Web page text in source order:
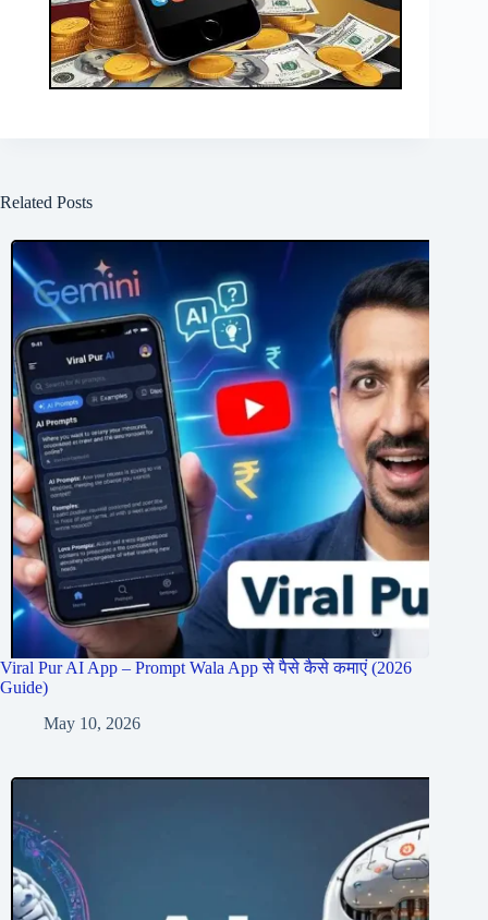
Related Posts
Viral Pur AI App – Prompt Wala App से पैसे कैसे कमाएं (2026
Guide)
May 10, 2026